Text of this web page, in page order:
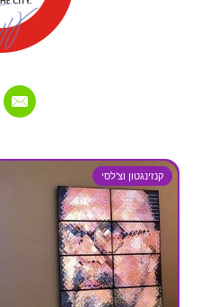
לתוכןקנזינגטון וצ'לסי